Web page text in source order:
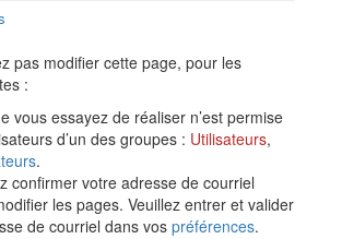
pas modifier cette page, pour les
:
vous essayez de réaliser n’est permise
d’un des groupes : Utilisateurs,
.
confirmer votre adresse de courriel
les pages. Veuillez entrer et valider
de courriel dans vos préférences.